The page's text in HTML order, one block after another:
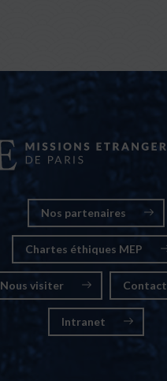
Nos partenaires
Chartes éthiques MEP
Nous visiter Contact
Intranet